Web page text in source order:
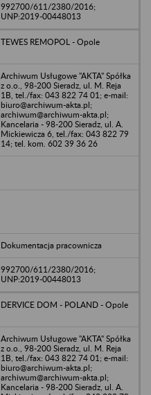
992700/611/2380/2016;
UNP:2019-00448013
TEWES REMOPOL - Opole
Archiwum Usługowe "AKTA" Spółka
z o.o., 98-200 Sieradz, ul. M. Reja
1B, tel./fax: 043 822 74 01; e-mail:
biuro@archiwum-akta.pl;
archiwum@archiwum-akta.pl;
Kancelaria - 98-200 Sieradz, ul. A.
Mickiewicza 6, tel./fax: 043 822 79
14; tel. kom. 602 39 36 26
Dokumentacja pracownicza
992700/611/2380/2016;
UNP:2019-00448013
DERVICE DOM - POLAND - Opole
Archiwum Usługowe "AKTA" Spółka
z o.o., 98-200 Sieradz, ul. M. Reja
1B, tel./fax: 043 822 74 01; e-mail:
biuro@archiwum-akta.pl;
archiwum@archiwum-akta.pl;
Kancelaria - 98-200 Sieradz, ul. A.